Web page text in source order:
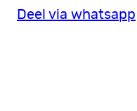
Deel via whatsapp